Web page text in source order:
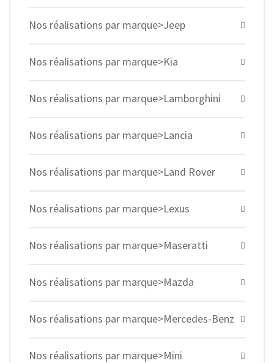
Nos réalisations par marque>Jeep
Nos réalisations par marque>Kia
Nos réalisations par marque>Lamborghini
Nos réalisations par marque>Lancia
Nos réalisations par marque>Land Rover
Nos réalisations par marque>Lexus
Nos réalisations par marque>Maseratti
Nos réalisations par marque>Mazda
Nos réalisations par marque>Mercedes-Benz
Nos réalisations par marque>Mini